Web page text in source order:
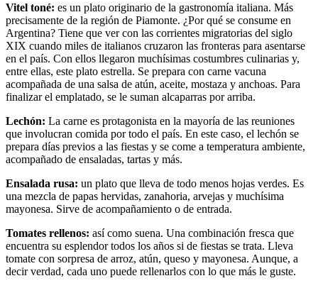
Vitel toné: es un plato originario de la gastronomía italiana. Más
precisamente de la región de Piamonte. ¿Por qué se consume en
Argentina? Tiene que ver con las corrientes migratorias del siglo
XIX cuando miles de italianos cruzaron las fronteras para asentarse
en el país. Con ellos llegaron muchísimas costumbres culinarias y,
entre ellas, este plato estrella. Se prepara con carne vacuna
acompañada de una salsa de atún, aceite, mostaza y anchoas. Para
finalizar el emplatado, se le suman alcaparras por arriba.
Lechón: La carne es protagonista en la mayoría de las reuniones
que involucran comida por todo el país. En este caso, el lechón se
prepara días previos a las fiestas y se come a temperatura ambiente,
acompañado de ensaladas, tartas y más.
Ensalada rusa: un plato que lleva de todo menos hojas verdes. Es
una mezcla de papas hervidas, zanahoria, arvejas y muchísima
mayonesa. Sirve de acompañamiento o de entrada.
Tomates rellenos: así como suena. Una combinación fresca que
encuentra su esplendor todos los años si de fiestas se trata. Lleva
tomate con sorpresa de arroz, atún, queso y mayonesa. Aunque, a
decir verdad, cada uno puede rellenarlos con lo que más le guste.